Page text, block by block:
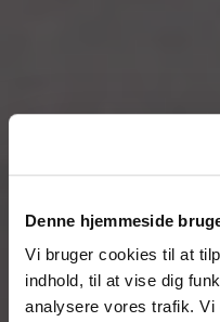
Denne hjemmeside
Vi bruger cookies til at
indhold, til at vise dig
analysere vores trafik.